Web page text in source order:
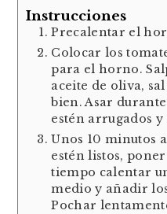
Instrucciones
Precalentar el
Colocar los
para el horno.
aceite de oliva,
bien. Asar
estén arrugados
Unos 10 minutos
estén listos,
tiempo calentar
medio y añadir
Pochar